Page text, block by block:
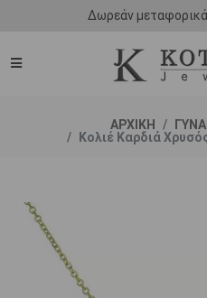
Δωρεάν
ΑΡΧΙΚΗ
Κολιέ Καρδιά